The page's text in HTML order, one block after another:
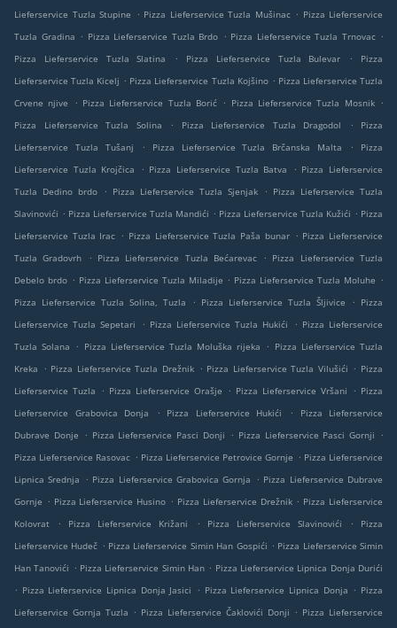
Lieferservice Tuzla Stupine
. Pizza Lieferservice Tuzla Mušinac . Pizza Lieferservice
Tuzla Gradina . Pizza Lieferservice Tuzla Brdo . Pizza Lieferservice Tuzla Trnovac .
Pizza Lieferservice Tuzla Slatina
. Pizza Lieferservice Tuzla Bulevar .
Pizza
Lieferservice Tuzla Kicelj . Pizza Lieferservice Tuzla Kojšino . Pizza Lieferservice Tuzla
Crvene njive
. Pizza Lieferservice Tuzla Borić . Pizza Lieferservice Tuzla Mosnik .
Pizza Lieferservice Tuzla Solina
. Pizza Lieferservice Tuzla Dragodol .
Pizza
Lieferservice Tuzla Tušanj
. Pizza Lieferservice Tuzla Brčanska Malta .
Pizza
Lieferservice Tuzla Krojčica
. Pizza Lieferservice Tuzla Batva . Pizza Lieferservice
Tuzla Dedino brdo
. Pizza Lieferservice Tuzla Sjenjak . Pizza Lieferservice Tuzla
Slavinovići . Pizza Lieferservice Tuzla Mandići . Pizza Lieferservice Tuzla Kužići . Pizza
Lieferservice Tuzla Irac . Pizza Lieferservice Tuzla Paša bunar . Pizza Lieferservice
Tuzla Gradovrh
. Pizza Lieferservice Tuzla Bećarevac . Pizza Lieferservice Tuzla
Debelo brdo . Pizza Lieferservice Tuzla Miladije . Pizza Lieferservice Tuzla Moluhe .
Pizza Lieferservice Tuzla Solina, Tuzla
. Pizza Lieferservice Tuzla Šljivice . Pizza
Lieferservice Tuzla Sepetari
. Pizza Lieferservice Tuzla Hukići . Pizza Lieferservice
Tuzla Solana
. Pizza Lieferservice Tuzla Moluška rijeka . Pizza Lieferservice Tuzla
Kreka
. Pizza Lieferservice Tuzla Drežnik . Pizza Lieferservice Tuzla Vilušići . Pizza
Lieferservice Tuzla
. Pizza Lieferservice Orašje . Pizza Lieferservice Vršani . Pizza
Lieferservice Grabovica Donja
. Pizza Lieferservice Hukići .
Pizza Lieferservice
Dubrave Donje
. Pizza Lieferservice Pasci Donji . Pizza Lieferservice Pasci Gornji
.
Pizza Lieferservice Rasovac . Pizza Lieferservice Petrovice Gornje . Pizza Lieferservice
Lipnica Srednja
. Pizza Lieferservice Grabovica Gornja . Pizza Lieferservice Dubrave
Gornje . Pizza Lieferservice Husino . Pizza Lieferservice Drežnik . Pizza Lieferservice
Kolovrat
. Pizza Lieferservice Križani . Pizza Lieferservice Slavinovići .
Pizza
Lieferservice Hudeč . Pizza Lieferservice Simin Han Gospići . Pizza Lieferservice Simin
Han Tanovići . Pizza Lieferservice Simin Han . Pizza Lieferservice Lipnica Donja Durići
. Pizza Lieferservice Lipnica Donja Jasici . Pizza Lieferservice Lipnica Donja . Pizza
Lieferservice Gornja Tuzla . Pizza Lieferservice Čaklovići Donji . Pizza Lieferservice